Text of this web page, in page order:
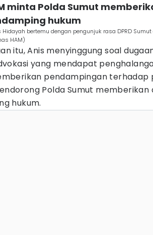
minta Polda Sumut
hukum
Hidayah bertemu dengan pengunjuk rasa DPRD
HAM)
itu, Anis menyinggung soal
yang mendapat
pendampingan terhadap
Polda Sumut memberikan
hukum.